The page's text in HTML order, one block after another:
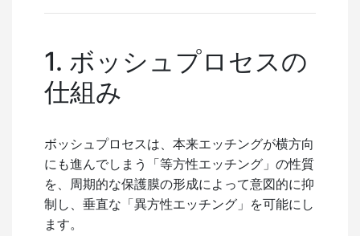
1. ボッシュプロセスの
仕組み
ボッシュプロセスは、本来エッチングが横方向
にも進んでしまう「等方性エッチング」の性質
を、周期的な保護膜の形成によって意図的に抑
制し、垂直な「異方性エッチング」を可能にし
ます。